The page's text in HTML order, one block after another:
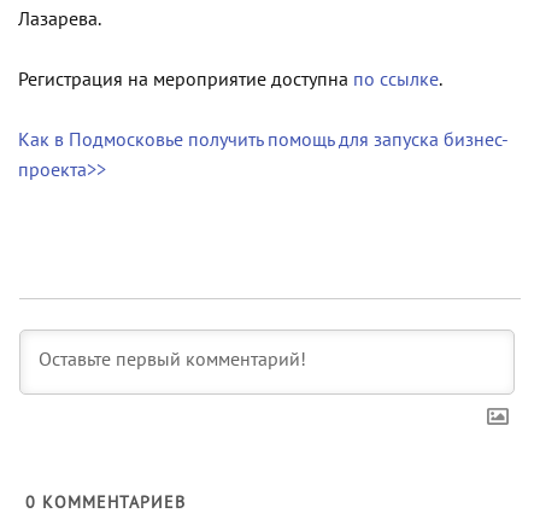
Лазарева.
Регистрация на мероприятие доступна по ссылке.
Как в Подмосковье получить помощь для запуска бизнес-
проекта>>
0 КОММЕНТАРИЕВ